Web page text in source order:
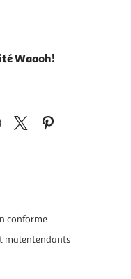
Waaoh!
conforme
malentendants